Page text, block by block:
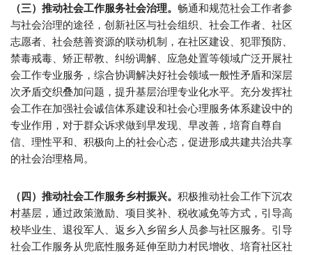
（三）推动社会工作服务社会治理。 畅通和规范社会工作者参
与社会治理的途径，创新社区与社会组织、社会工作者、社区
志愿者、社会慈善资源的联动机制，在社区建设、犯罪预防、
禁毒戒毒、矫正帮教、纠纷调解、应急处置等领域广泛开展社
会工作专业服务，综合协调解决好社会领域一般性矛盾和深层
次矛盾交织叠加问题，提升基层治理专业化水平。充分发挥社
会工作在加强社会诚信体系建设和社会心理服务体系建设中的
专业作用，对于群众诉求做到早发现、早改善，培育自尊自
信、理性平和、积极向上的社会心态，促进形成共建共治共享
的社会治理格局。
（四）推动社会工作服务乡村振兴。 积极推动社会工作下沉农
村基层，通过政策激励、项目奖补、税收减免等方式，引导高
校毕业生、退役军人、返乡入乡留乡人员参与社区服务。引导
社会工作服务从兜底性服务延伸至助力村民增收、培育社区社